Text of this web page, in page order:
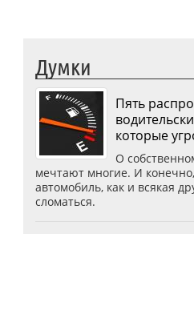
Думки
Пять
которые
О
мечтают многие. И
автомобиль, как и всякая
сломаться.